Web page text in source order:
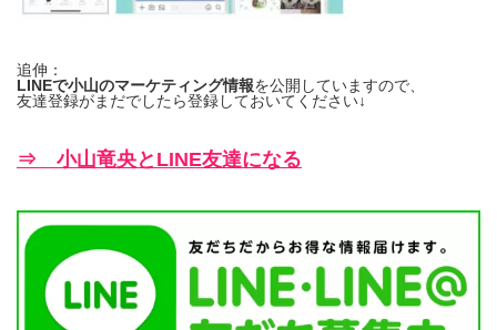
追伸：
LINEで小山のマーケティング情報を公開していますので、
友達登録がまだでしたら登録しておいてください↓
⇒ 小山竜央とLINE友達になる